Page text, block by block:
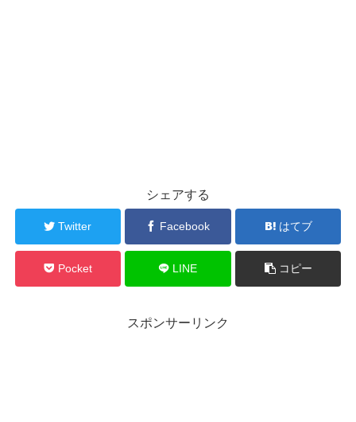
シェアする
Twitter Facebook はてブ
Pocket LINE コピー
スポンサーリンク